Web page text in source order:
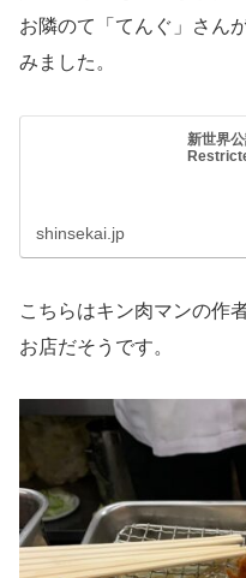
お隣のて「てんぐ」さん
みました。
新世界
shinsekai.jp
こちらはキン肉マンの作
お店だそうです。